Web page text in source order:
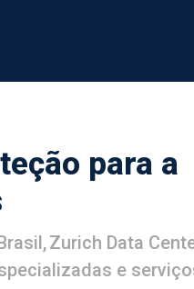
para a
Zurich Data
e